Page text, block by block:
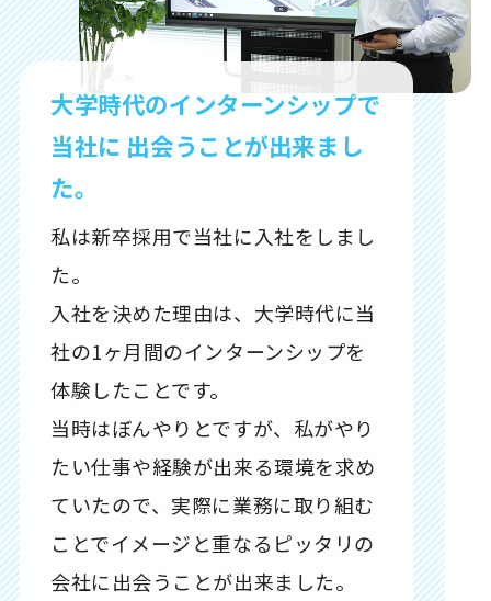
大学時代のインターンシップで
当社に 出会うことが出来まし
た。
私は新卒採用で当社に入社をしまし
た。
入社を決めた理由は、大学時代に当
社の1ヶ月間のインターンシップを
体験したことです。
当時はぼんやりとですが、私がやり
たい仕事や経験が出来る環境を求め
ていたので、実際に業務に取り組む
ことでイメージと重なるピッタリの
会社に出会うことが出来ました。